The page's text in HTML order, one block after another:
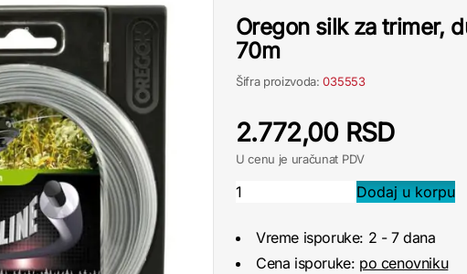
Oregon silk za trimer,
70m
Šifra proizvoda:035553
2.772,00 RSD
U cenu je uračunat PDV
Vreme isporuke: 2 - 7 dana
Cena isporuke: po cenovniku